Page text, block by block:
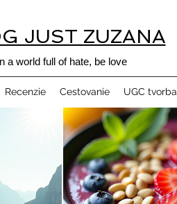
JUST ZUZANA
a world full of hate, be love
Recenzie Cestovanie UGC tvorba